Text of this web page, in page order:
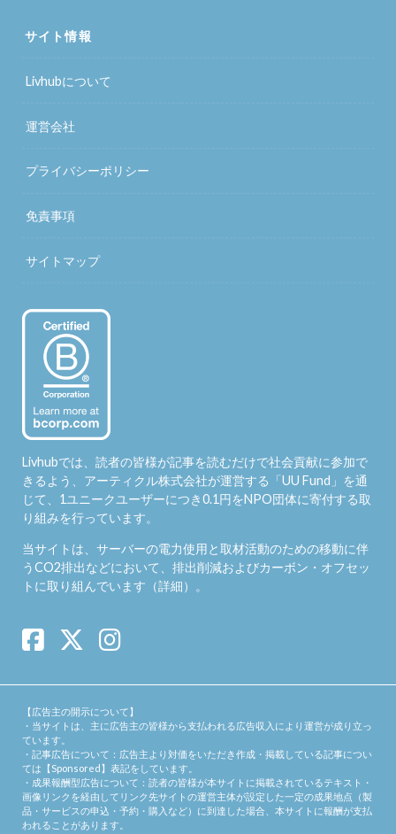
サイト情報
Livhubについて
運営会社
プライバシーポリシー
免責事項
サイトマップ
Livhubでは、読者の皆様が記事を読むだけで社会貢献に参加で
きるよう、アーティクル株式会社が運営する「UU Fund 」を通
じて、1ユニークユーザーにつき0.1円をNPO団体に寄付する取
り組みを行っています。
当サイトは、サーバーの電力使用と取材活動のための移動に伴
うCO2排出などにおいて、排出削減およびカーボン・オフセッ
トに取り組んでいます（詳細）。
【広告主の開示について】
・当サイトは、主に広告主の皆様から支払われる広告収入により運営が成り立っ
ています。
・記事広告について：広告主より対価をいただき作成・掲載している記事につい
ては【Sponsored】表記をしています。
・成果報酬型広告について：読者の皆様が本サイトに掲載されているテキスト・
画像リンクを経由してリンク先サイトの運営主体が設定した一定の成果地点（製
品・サービスの申込・予約・購入など）に到達した場合、本サイトに報酬が支払
われることがあります。